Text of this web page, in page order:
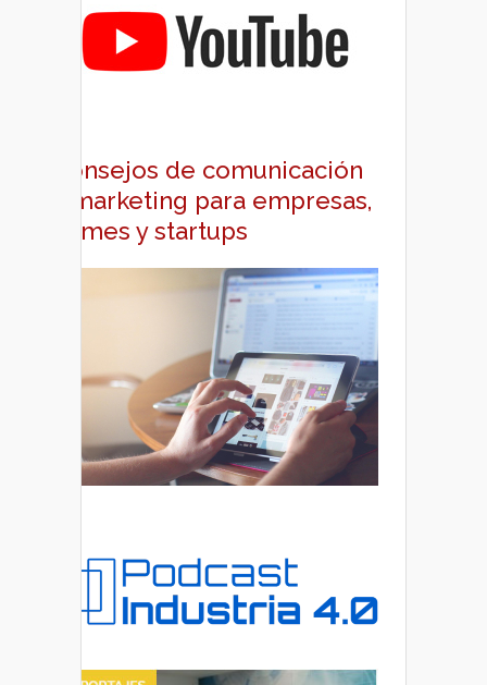
Consejos de comunicación
y marketing para empresas,
pymes y startups